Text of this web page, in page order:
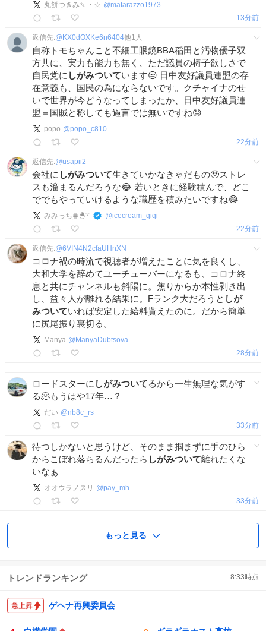
丸餅つきみ🍡・☆ @matarazzo1973
13分前
返信先:@ KX0dOXKe6n6404他1 人
自称トモちゃんこと不細工眼鏡BBA稲田と汚物優子双
方共に、実力も能力も無く、ただ議員の椅子欲しさで
自民党に しがみついています😒 日中友好議員連盟の存
在意義も、国民の為にならないです。クチャイナのせ
いで世界が今どうなってしまったか、日中友好議員連
盟＝国賊と称しても過言では無いですね😓
popo @popo_c810
22分前
返信先:@usapii2
会社に しがみついて生きていかなきゃだもの🥹ストレ
スも溜まるんだろうな😂 若いときに経験積んで、どこ
ででもやっていけるような職歴を積みたいですね😂
みみっち࡛࣪⋕🐣꒷ @icecream_qiqi
22分前
返信先:@6VIN4N2cfaUHnXN
コロナ禍の時流で視聴者が増えたことに気を良くし、
大和大学を辞めてユーチューバーになるも、コロナ終
息と共にチャンネルも斜陽に。焦りからか本性剥き出
し、益々人が離れる結果に。Fランク大だろうと しが
みついていれば安定した給料貰えたのに。だから簡単
に尻尾振り裏切る。
Manya @ ManyaDubtsova
28分前
ロードスターに しがみついてるから一生無理な気がす
る🫠もうはや17年…？
だい @nb8c_rs
33分前
待つしかないと思うけど、そのまま掴まずに手のひら
からこぼれ落ちるんだったら しがみついて離れたくな
いなぁ
オオウラノスリ @pay_mh
33分前
もっと見る
トレンドランキング 8:33時点
ゲヘナ再興委員会